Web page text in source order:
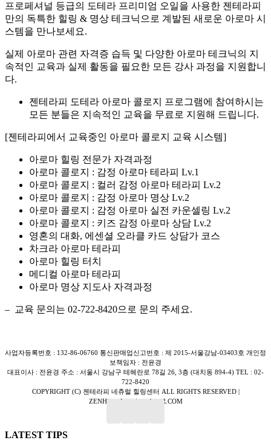
프로페셔널 등급의 도테라 프리미엄 오일을 사용한 젠테라피
만의 독특한 힐링 & 명상 테크닉으로 계발된 새로운 아로마 시
스템을 만나보세요.
실제 아로마 관련 자격증 습득 및 다양한 아로마 테크닉의 지
속적인 교육과 실제 활동을 필요한 모든 강사 과정을 지원합니
다.
젠테라피 도테라 아로마 콜로지 프로그램에 참여하시는
모든 분들은 지속적인 교육을 무료로 지원해 드립니다.
[젠테라피에서 교육중인 아로마 콜로지 교육 시스템]
아로마 힐링 전문가 자격과정
아로마 콜로지 : 감정 아로마 테라피 Lv.1
아로마 콜로지 : 컬러 감정 아로마 테라피 Lv.2
아로마 콜로지 : 감정 아로마 명상 Lv.2
아로마 콜로지 : 감정 아로마 실전 카운셀링 Lv.2
아로마 콜로지 : 키즈 감정 아로마 상담 Lv.2
영혼의 대화, 에센셜 오라클 카드 상담가 코스
차크라 아로마 테라피
아로마 힐링 터치
메디컬 아로마 테라피
아로마 명상 지도사 자격과정
– 교육 문의는 02-722-8420으로 문의 주세요.
사업자등록번호 : 132-86-06760 통신판매업신고번호 : 제 2015-서울강남-03403호 개인정
보책임자 : 전윤경
대표이사 : 전윤경 주소 : 서울시 강남구 테헤란로 78길 26, 3층 (대치동 894-4) TEL : 02-
722-8420
COPYRIGHT (C) 젠테라피 네츄럴 힐링센터 ALL RIGHTS RESERVED |
ZENHEALINGU@NAVER.COM
Close
LATEST TIPS